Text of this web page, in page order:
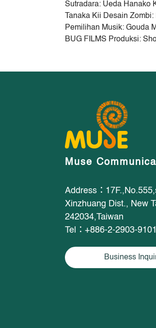
Sutradara: Ueda Hanako
Tanaka Kii Desain
Pemilihan Musik: Gouda
BUG FILMS Produksi:
Muse
Address：
Xinzhuang Dist., New
242034,Taiwan
Tel：+886-2-2903-9101
Business